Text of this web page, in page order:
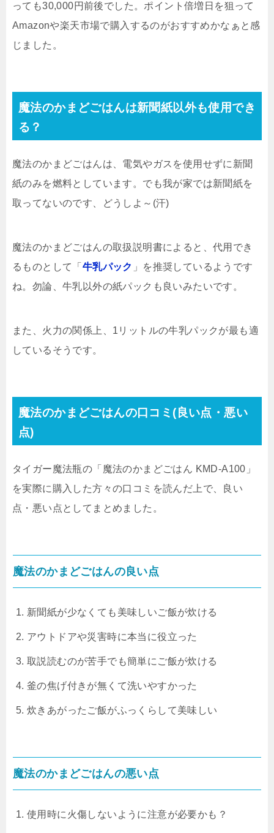
っても30,000円前後でした。ポイント倍増日を狙って
Amazonや楽天市場で購入するのがおすすめかなぁと感
じました。
魔法のかまどごはんは新聞紙以外も使用でき
る？
魔法のかまどごはんは、電気やガスを使用せずに新聞
紙のみを燃料としています。でも我が家では新聞紙を
取ってないのです、どうしよ～(汗)
魔法のかまどごはんの取扱説明書によると、代用でき
るものとして「 牛乳パック 」を推奨しているようです
ね。勿論、牛乳以外の紙パックも良いみたいです。
また、火力の関係上、1リットルの牛乳パックが最も適
しているそうです。
魔法のかまどごはんの口コミ(良い点・悪い
点)
タイガー魔法瓶の「魔法のかまどごはん KMD-A100」
を実際に購入した方々の口コミを読んだ上で、良い
点・悪い点としてまとめました。
魔法のかまどごはんの良い点
新聞紙が少なくても美味しいご飯が炊ける
アウトドアや災害時に本当に役立った
取説読むのが苦手でも簡単にご飯が炊ける
釜の焦げ付きが無くて洗いやすかった
炊きあがったご飯がふっくらして美味しい
魔法のかまどごはんの悪い点
使用時に火傷しないように注意が必要かも？